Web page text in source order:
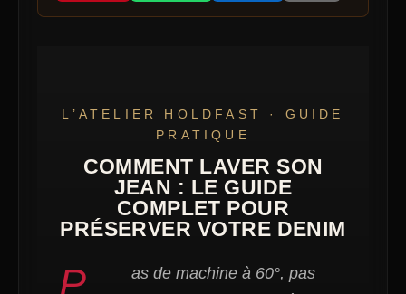
L’ATELIER HOLDFAST · GUIDE
PRATIQUE
COMMENT LAVER SON
JEAN : LE GUIDE
COMPLET POUR
PRÉSERVER VOTRE DENIM
P
as de machine à 60°, pas